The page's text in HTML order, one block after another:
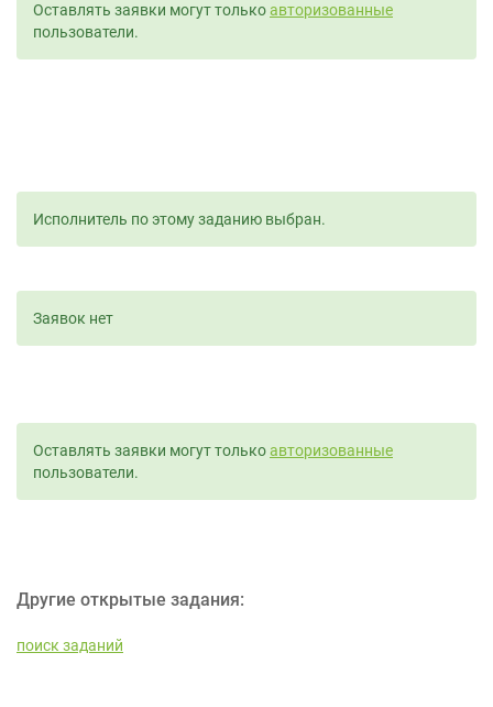
Оставлять заявки могут толькоавторизованные
пользователи.
Исполнитель по этому заданию выбран.
Заявок нет
Оставлять заявки могут толькоавторизованные
пользователи.
Другие открытые задания:
поиск заданий